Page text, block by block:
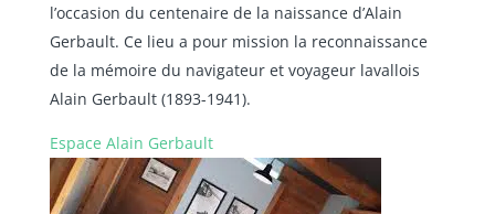
l’occasion du centenaire de la naissance d’Alain
Gerbault. Ce lieu a pour mission la reconnaissance
de la mémoire du navigateur et voyageur lavallois
Alain Gerbault (1893-1941).
Espace Alain Gerbault